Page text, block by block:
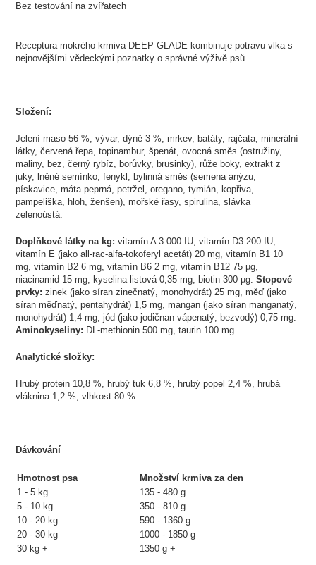
Bez testování na zvířatech
Receptura mokrého krmiva DEEP GLADE kombinuje potravu vlka s
nejnovějšími vědeckými poznatky o správné výživě psů.
Složení:
Jelení maso 56 %, vývar, dýně 3 %, mrkev, batáty, rajčata, minerální
látky, červená řepa, topinambur, špenát, ovocná směs (ostružiny,
maliny, bez, černý rybíz, borůvky, brusinky), růže boky, extrakt z
juky, lněné semínko, fenykl, bylinná směs (semena anýzu,
pískavice, máta peprná, petržel, oregano, tymián, kopřiva,
pampeliška, hloh, ženšen), mořské řasy, spirulina, slávka
zelenoústá.
Doplňkové látky na kg: vitamín A 3 000 IU, vitamín D3 200 IU,
vitamín E (jako all-rac-alfa-tokoferyl acetát) 20 mg, vitamín B1 10
mg, vitamín B2 6 mg, vitamín B6 2 mg, vitamín B12 75 µg,
niacinamid 15 mg, kyselina listová 0,35 mg, biotin 300 µg.Stopové
prvky: zinek (jako síran zinečnatý, monohydrát) 25 mg, měď (jako
síran měďnatý, pentahydrát) 1,5 mg, mangan (jako síran manganatý,
monohydrát) 1,4 mg, jód (jako jodičnan vápenatý, bezvodý) 0,75 mg.
Aminokyseliny: DL-methionin 500 mg, taurin 100 mg.
Analytické složky:
Hrubý protein 10,8 %, hrubý tuk 6,8 %, hrubý popel 2,4 %, hrubá
vláknina 1,2 %, vlhkost 80 %.
Dávkování
Hmotnost psa
Množství krmiva za den
1 - 5 kg
135 - 480 g
5 - 10 kg
350 - 810 g
10 - 20 kg
590 - 1360 g
20 - 30 kg
1000 - 1850 g
30 kg +
1350 g +